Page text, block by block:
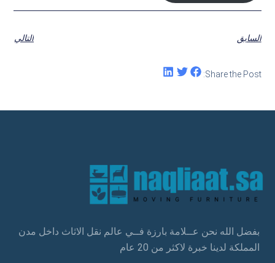
السابق التالي
Share the Post:
بفضل الله نحن عــلامة بارزة فــي عالم نقل الاثاث داخل مدن
المملكة لدينا خبرة لاكثر من 20 عام